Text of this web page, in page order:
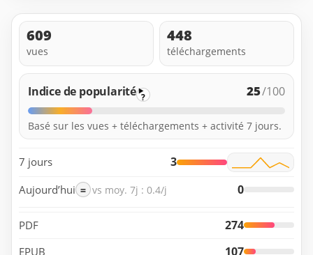
609
vues
448
téléchargements
Indice de popularité ? 25/100
Basé sur les vues + téléchargements + activité 7 jours.
7 jours 3
Aujourd’hui = vs moy. 7j : 0.4/j 0
PDF 274
EPUB 107